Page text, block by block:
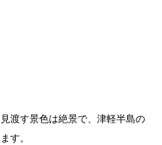
渡す景色は絶景で、津軽半島の
す。